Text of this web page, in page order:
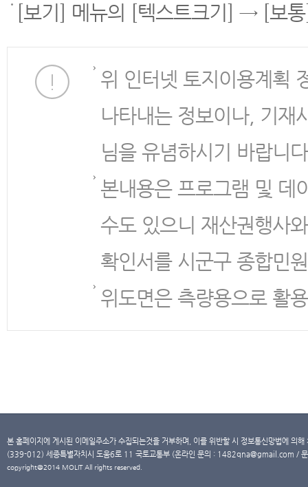
[보기] 메뉴의 [텍스트크기] → [보
위 인터넷 토지이용계획
나타내는 정보이나, 기재
님을 유념하시기 바랍니
본내용은 프로그램 및 데
수도 있으니 재산권행사
확인서를 시군구 종합민
위도면은 측량용으로 활
본 홈페이지에 게시된 이메일주소가 수집되는것을 거부하며, 이를 위반할 시 정보통신망법에 의
(339-012) 세종특별자치시 도움6로 11 국토교통부 (온라인 문의 : 1482qna@gmail.com /
copyright@2014 MOLIT All rights reserved.